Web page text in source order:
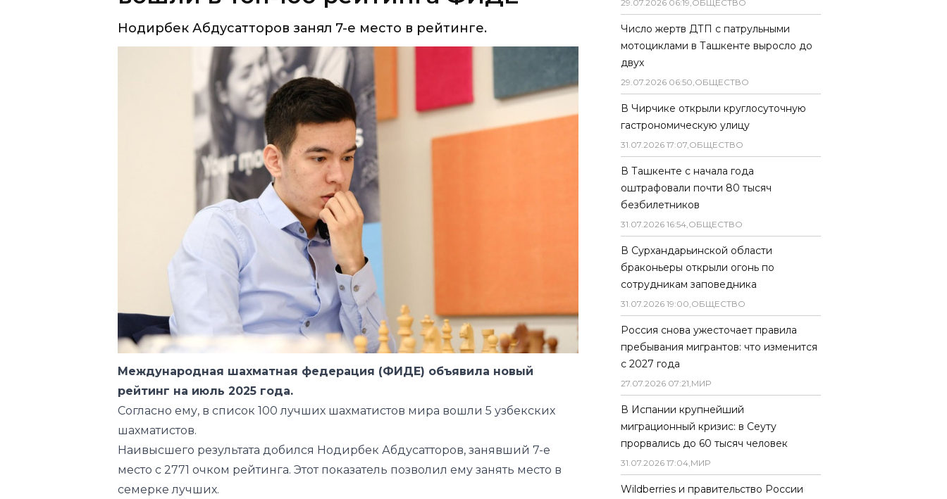
Нодирбек Абдусатторов занял 7-е место в рейтинге.
Международная шахматная федерация (ФИДЕ) объявила новый
рейтинг на июль 2025 года.
Согласно ему, в список 100 лучших шахматистов мира вошли 5 узбекских
шахматистов.
Наивысшего результата добился Нодирбек Абдусатторов, занявший 7-е
место с 2771 очком рейтинга. Этот показатель позволил ему занять место в
семерке лучших.
29.07.2026 06:19,ОБЩЕСТВО
Число жертв ДТП с патрульными
мотоциклами в Ташкенте выросло до
двух
29.07.2026 06:50,ОБЩЕСТВО
В Чирчике открыли круглосуточную
гастрономическую улицу
31.07.2026 17:07,ОБЩЕСТВО
В Ташкенте с начала года
оштрафовали почти 80 тысяч
безбилетников
31.07.2026 16:54,ОБЩЕСТВО
В Сурхандарьинской области
браконьеры открыли огонь по
сотрудникам заповедника
31.07.2026 19:00,ОБЩЕСТВО
Россия снова ужесточает правила
пребывания мигрантов: что изменится
с 2027 года
27.07.2026 07:21,МИР
В Испании крупнейший
миграционный кризис: в Сеуту
прорвались до 60 тысяч человек
31.07.2026 17:04,МИР
Wildberries и правительство России